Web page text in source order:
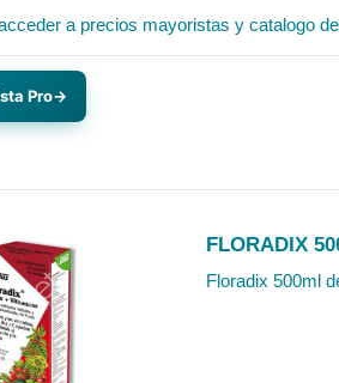
a precios mayoristas y catalogo
Pro→
FLORADIX
Floradix 500ml